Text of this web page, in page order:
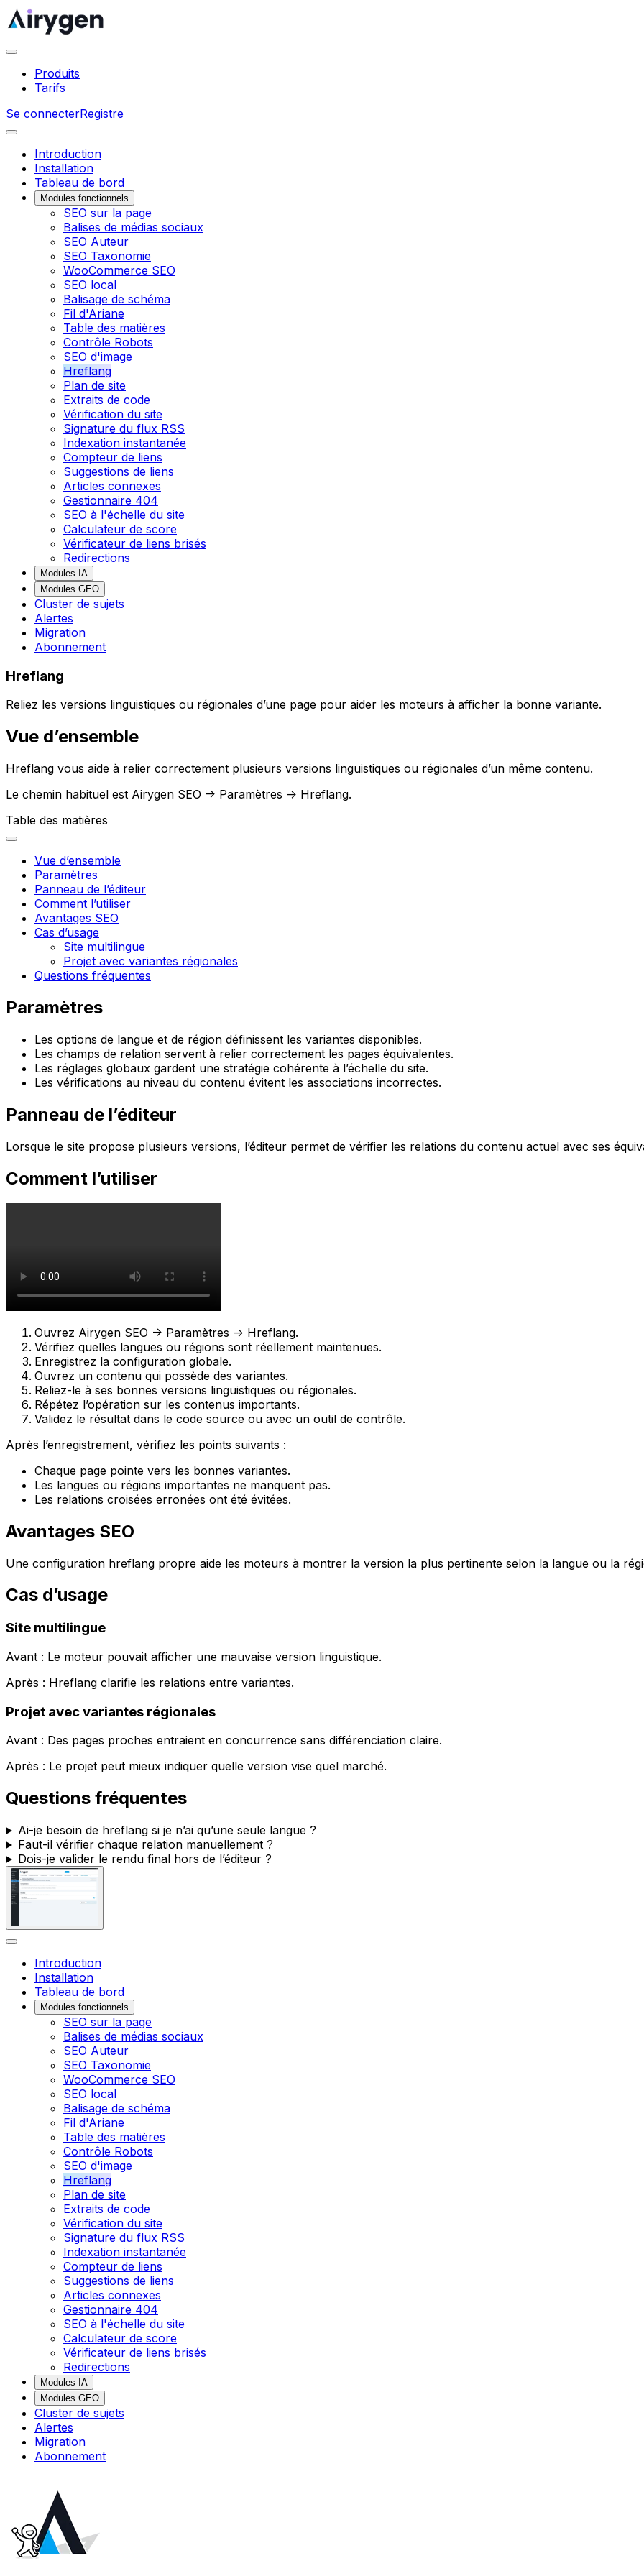
Produits
Tarifs
Se connecterRegistre
Introduction
Installation
Tableau de bord
Modules fonctionnels
SEO sur la page
Balises de médias sociaux
SEO Auteur
SEO Taxonomie
WooCommerce SEO
SEO local
Balisage de schéma
Fil d'Ariane
Table des matières
Contrôle Robots
SEO d'image
Hreflang
Plan de site
Extraits de code
Vérification du site
Signature du flux RSS
Indexation instantanée
Compteur de liens
Suggestions de liens
Articles connexes
Gestionnaire 404
SEO à l'échelle du site
Calculateur de score
Vérificateur de liens brisés
Redirections
Modules IA
Modules GEO
Cluster de sujets
Alertes
Migration
Abonnement
Hreflang
Reliez les versions linguistiques ou régionales d’une page pour aider les moteurs à afficher la bonne variante.
Vue d’ensemble
Hreflang vous aide à relier correctement plusieurs versions linguistiques ou régionales d’un même contenu.
Le chemin habituel est Airygen SEO -> Paramètres -> Hreflang.
Table des matières
Vue d’ensemble
Paramètres
Panneau de l’éditeur
Comment l’utiliser
Avantages SEO
Cas d’usage
Site multilingue
Projet avec variantes régionales
Questions fréquentes
Paramètres
Les options de langue et de région définissent les variantes disponibles.
Les champs de relation servent à relier correctement les pages équivalentes.
Les réglages globaux gardent une stratégie cohérente à l’échelle du site.
Les vérifications au niveau du contenu évitent les associations incorrectes.
Panneau de l’éditeur
Lorsque le site propose plusieurs versions, l’éditeur permet de vérifier les relations du contenu actuel avec ses
Comment l’utiliser
Ouvrez Airygen SEO -> Paramètres -> Hreflang.
Vérifiez quelles langues ou régions sont réellement maintenues.
Enregistrez la configuration globale.
Ouvrez un contenu qui possède des variantes.
Reliez-le à ses bonnes versions linguistiques ou régionales.
Répétez l’opération sur les contenus importants.
Validez le résultat dans le code source ou avec un outil de contrôle.
Après l’enregistrement, vérifiez les points suivants :
Chaque page pointe vers les bonnes variantes.
Les langues ou régions importantes ne manquent pas.
Les relations croisées erronées ont été évitées.
Avantages SEO
Une configuration hreflang propre aide les moteurs à montrer la version la plus pertinente selon la langue ou la
Cas d’usage
Site multilingue
Avant : Le moteur pouvait afficher une mauvaise version linguistique.
Après : Hreflang clarifie les relations entre variantes.
Projet avec variantes régionales
Avant : Des pages proches entraient en concurrence sans différenciation claire.
Après : Le projet peut mieux indiquer quelle version vise quel marché.
Questions fréquentes
Ai-je besoin de hreflang si je n’ai qu’une seule langue ?
Faut-il vérifier chaque relation manuellement ?
Dois-je valider le rendu final hors de l’éditeur ?
Introduction
Installation
Tableau de bord
Modules fonctionnels
SEO sur la page
Balises de médias sociaux
SEO Auteur
SEO Taxonomie
WooCommerce SEO
SEO local
Balisage de schéma
Fil d'Ariane
Table des matières
Contrôle Robots
SEO d'image
Hreflang
Plan de site
Extraits de code
Vérification du site
Signature du flux RSS
Indexation instantanée
Compteur de liens
Suggestions de liens
Articles connexes
Gestionnaire 404
SEO à l'échelle du site
Calculateur de score
Vérificateur de liens brisés
Redirections
Modules IA
Modules GEO
Cluster de sujets
Alertes
Migration
Abonnement